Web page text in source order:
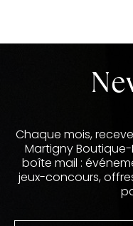
Chaque mois,
Martigny
boîte mail :
jeux-concours,